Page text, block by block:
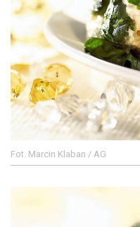
Fot. Marcin Klaban / AG